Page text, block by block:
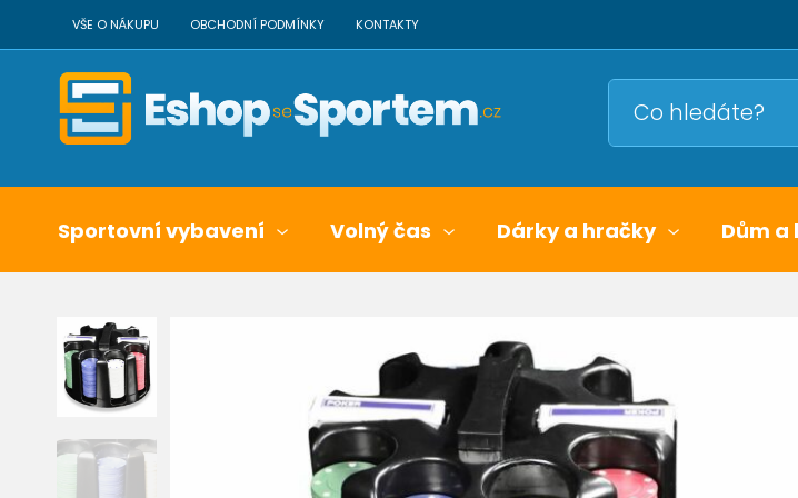
VŠE O NÁKUPU OBCHODNÍ PODMÍNKY KONTAKTY
Sportovní vybavení Volný čas Dárky a hračky Dům a